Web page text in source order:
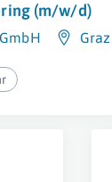
(m/w/d)
Graz